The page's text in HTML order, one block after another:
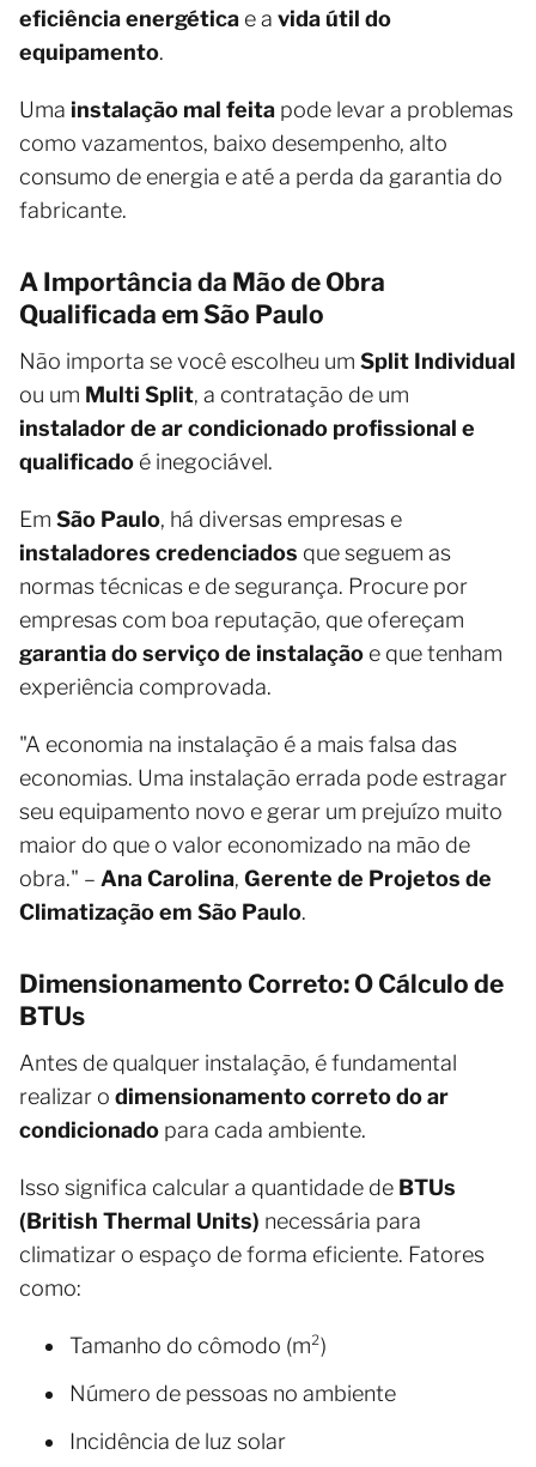
eficiência energética e a vida útil do
equipamento.
Uma instalação mal feita pode levar a problemas
como vazamentos, baixo desempenho, alto
consumo de energia e até a perda da garantia do
fabricante.
A Importância da Mão de Obra
Qualificada em São Paulo
Não importa se você escolheu um Split Individual
ou um Multi Split, a contratação de um
instalador de ar condicionado profissional e
qualificado é inegociável.
Em São Paulo, há diversas empresas e
instaladores credenciados que seguem as
normas técnicas e de segurança. Procure por
empresas com boa reputação, que ofereçam
garantia do serviço de instalação e que tenham
experiência comprovada.
"A economia na instalação é a mais falsa das
economias. Uma instalação errada pode estragar
seu equipamento novo e gerar um prejuízo muito
maior do que o valor economizado na mão de
obra." – Ana Carolina, Gerente de Projetos de
Climatização em São Paulo.
Dimensionamento Correto: O Cálculo de
BTUs
Antes de qualquer instalação, é fundamental
realizar o dimensionamento correto do ar
condicionado para cada ambiente.
Isso significa calcular a quantidade de BTUs
(British Thermal Units) necessária para
climatizar o espaço de forma eficiente. Fatores
como:
Tamanho do cômodo (m²)
Número de pessoas no ambiente
Incidência de luz solar